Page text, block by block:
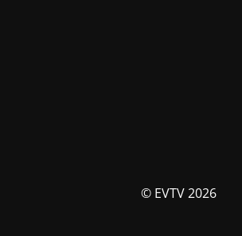
© EVTV 2026